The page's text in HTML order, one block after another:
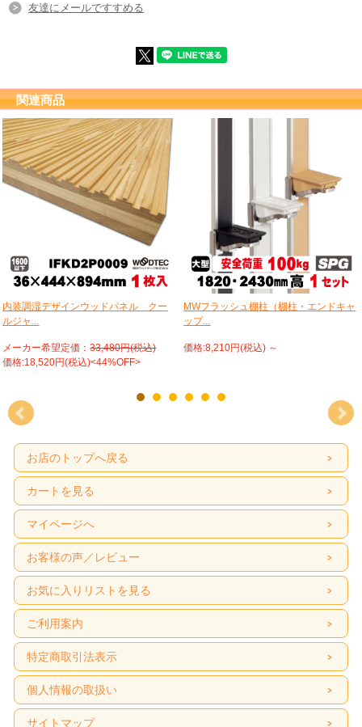
友達にメールですすめる
関連商品
内装調湿デザインウッドパネル クー
ルジャ...
メーカー希望定価：33,480円(税込)
価格:18,520円(税込)<44%OFF>
MWフラッシュ棚柱（棚柱・エンドキャ
ップ...
価格:8,210円(税込) ～
お店のトップへ戻る
カートを見る
マイページへ
お客様の声／レビュー
お気に入りリストを見る
ご利用案内
特定商取引法表示
個人情報の取扱い
サイトマップ